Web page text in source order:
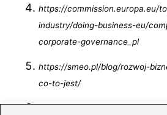
https://commission.europa.eu/
industry/doing-business-eu/
corporate-governance_pl
https://smeo.pl/blog/rozwoj-
co-to-jest/